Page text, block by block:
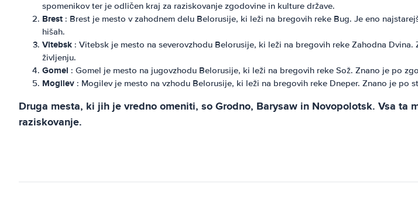
spomenikov ter je odličen kraj za raziskovanje zgodovine in kulture države.
Brest : Brest je mesto v zahodnem delu Belorusije, ki leži na bregovih reke Bug. Je eno
hišah.
Vitebsk : Vitebsk je mesto na severovzhodu Belorusije, ki leži na bregovih reke Zahodna
življenju.
Gomel : Gomel je mesto na jugovzhodu Belorusije, ki leži na bregovih reke Sož. Znano je po
Mogilev : Mogilev je mesto na vzhodu Belorusije, ki leži na bregovih reke Dneper. Znano je po
Druga mesta, ki jih je vredno omeniti, so Grodno, Barysaw in Novopolotsk. Vsa
raziskovanje.